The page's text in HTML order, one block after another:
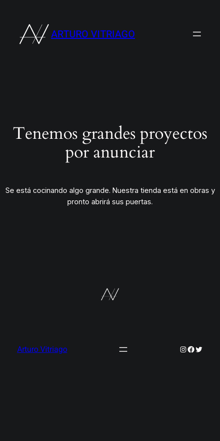
ARTURO VITRIAGO
Tenemos grandes proyectos
por anunciar
Se está cocinando algo grande. Nuestra tienda está en obras y
pronto abrirá sus puertas.
Arturo Vitriago Instagram
Twitter